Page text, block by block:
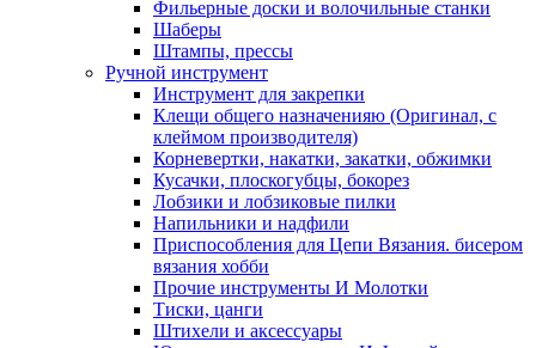
Фильерные доски и волочильные станки
Шаберы
Штампы, прессы
Ручной инструмент
Инструмент для закрепки
Клещи общего назначенияю (Оригинал, с
клеймом производителя)
Корневертки, накатки, закатки, обжимки
Кусачки, плоскогубцы, бокорез
Лобзики и лобзиковые пилки
Напильники и надфили
Приспособления для Цепи Вязания. бисером
вязания хобби
Прочие инструменты И Молотки
Тиски, цанги
Штихели и аксессуары